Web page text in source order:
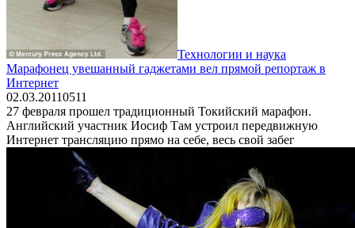
Технологии и наука
Марафонец увешанный гаджетами вел прямой репортаж в
Интернет
02.03.20110511
27 февраля прошел традиционный Токийский марафон.
Английский участник Иосиф Там устроил передвижную
Интернет трансляцию прямо на себе, весь свой забег